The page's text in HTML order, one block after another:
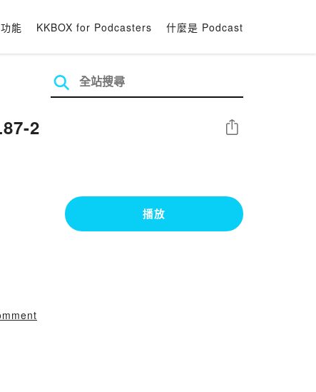
能 KKBOX for Podcasters 什麼是 Podcast
2 分享
播放